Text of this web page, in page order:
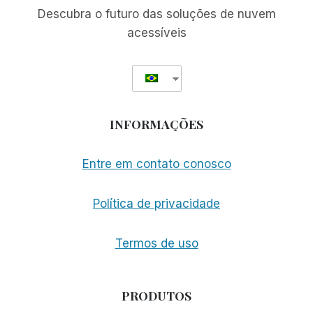
ACADÊMICA
Descubra o futuro das soluções de nuvem
acessíveis
INFORMAÇÕES
Entre em contato conosco
Política de privacidade
Termos de uso
PRODUTOS